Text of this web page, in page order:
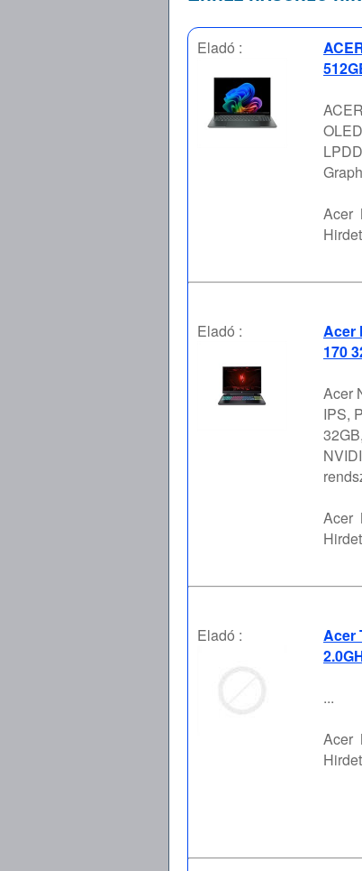
Eladó :
Acer
Eladó :
Acer
170
Acer
IPS,
Acer
Eladó :
Acer
...
Acer